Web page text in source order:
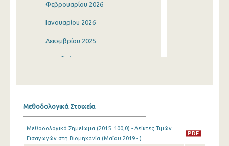
Φεβρουαρίου 2026
Ιανουαρίου 2026
Δεκεμβρίου 2025
Νοεμβρίου 2025
Ιουλίου 2025
Μεθοδολογικά Στοιχεία
Μεθοδολογικό Σημείωμα (2015=100,0) - Δείκτες Τιμών
Εισαγωγών στη Βιομηχανία (Μαΐου 2019 - )